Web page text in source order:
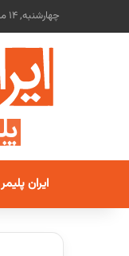
چهارشنبه, 14 مرداد 1405
ایران پلیمر